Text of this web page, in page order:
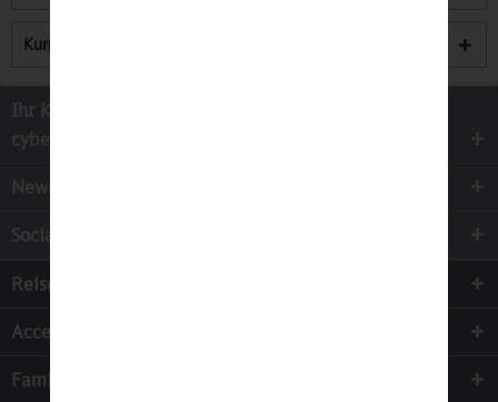
Kunden haben sich ebenfalls angesehen
Ihr Kontakt zur
cyber-Wear Heidelberg GmbH
Newsletter
Socialmedia
Reisen
Accessoires
Familie & Kinder